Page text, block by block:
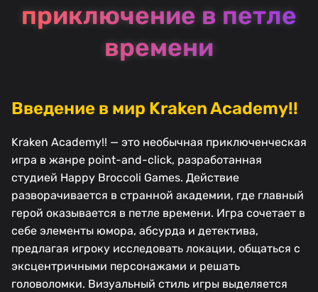
приключение в петле
времени
Введение в мир Kraken Academy!!
Kraken Academy!! — это необычная приключенческая
игра в жанре point-and-click, разработанная
студией Happy Broccoli Games. Действие
разворачивается в странной академии, где главный
герой оказывается в петле времени. Игра сочетает в
себе элементы юмора, абсурда и детектива,
предлагая игроку исследовать локации, общаться с
эксцентричными персонажами и решать
головоломки. Визуальный стиль игры выделяется